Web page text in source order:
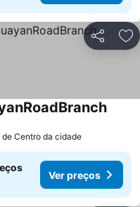
Partilhar
Ver
de Centro da cidade
Ver preços